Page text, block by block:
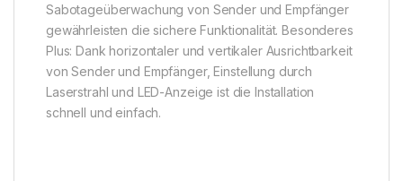
Sabotageüberwachung von Sender und Empfänger
gewährleisten die sichere Funktionalität. Besonderes
Plus: Dank horizontaler und vertikaler Ausrichtbarkeit
von Sender und Empfänger, Einstellung durch
Laserstrahl und LED-Anzeige ist die Installation
schnell und einfach.